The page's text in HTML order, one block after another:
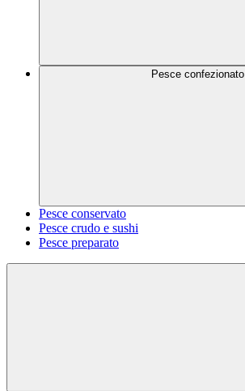
Pesce confezionato
Pesce conservato
Pesce crudo e sushi
Pesce preparato